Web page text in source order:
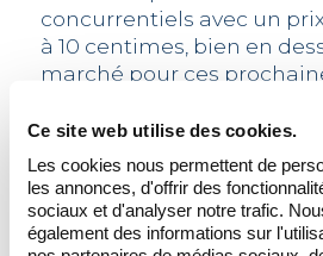
Ce site web utilise des cookies.
Les cookies nous permettent de
les annonces, d'offrir des
sociaux et d'analyser notre trafic.
également des informations sur
concurrentiels avec un
à 10 centimes, bien en
marché pour ces
de revient des éoliennes
autoconsommation peut
bas de cette fourchette. »
un prix de revient de 10 à
kilowattheure sans